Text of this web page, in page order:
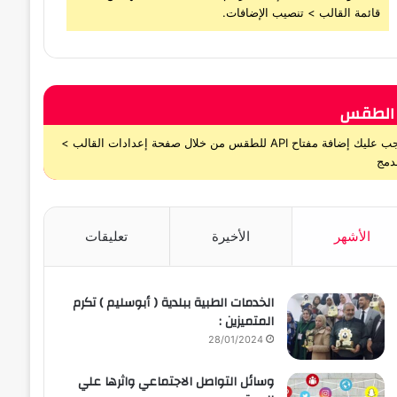
قائمة القالب > تنصيب الإضافات.
الطقس
يجب عليك إضافة مفتاح API للطقس من خلال صفحة إعدادات القالب >
الأشهر الأخيرة تعليقات
الخدمات الطبية ببلدية ( أبوسليم ) تكرم
المتميزين :
28/01/2024
وسائل التواصل الاجتماعي واثرها علي